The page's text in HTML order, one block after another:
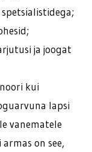
ja joogat
kui
lapsi
vanematele
on see,